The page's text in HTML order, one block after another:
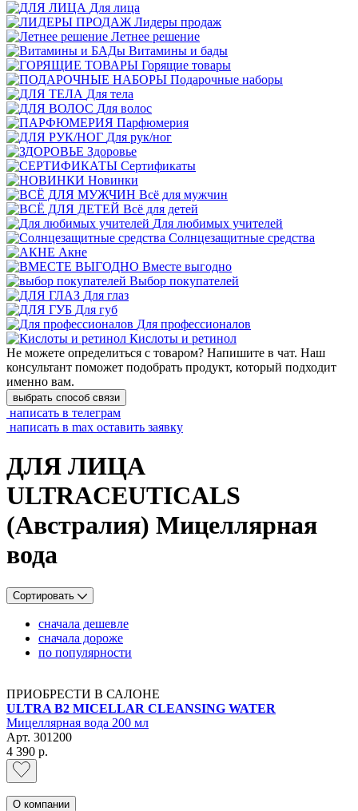
Для лица
Лидеры продаж
Летнее решение
Витамины и бады
Горящие товары
Подарочные наборы
Для тела
Для волос
Парфюмерия
Для рук/ног
Здоровье
Сертификаты
Новинки
Всё для мужчин
Всё для детей
Для любимых учителей
Cолнцезащитные средства
Акне
Вместе выгодно
Выбор покупателей
Для глаз
Для губ
Для профессионалов
Кислоты и ретинол
Не можете определиться с товаром? Напишите в чат. Наш
консультант поможет подобрать продукт, который подходит
именно вам.
выбрать способ связи
написать в телеграм
написать в max оставить заявку
ДЛЯ ЛИЦА
ULTRACEUTICALS
(Австралия) Мицеллярная
вода
Сортировать
сначала дешевле
сначала дороже
по популярности
ПРИОБРЕСТИ В САЛОНЕ
ULTRA B2 MICELLAR CLEANSING WATER
Мицеллярная вода 200 мл
Арт. 301200
4 390 р.
О компании